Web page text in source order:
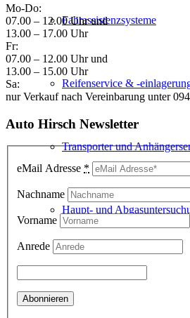
Fahrassistenzsysteme
Reifenservice & -
Transporter und
Haupt- und
Mo-Do:
07.00 – 12.00 Uhr und
13.00 – 17.00 Uhr
Fr:
07.00 – 12.00 Uhr und
13.00 – 15.00 Uhr
Sa:
nur Verkauf nach Vereinbarung unter
Auto Hirsch Newsletter
eMail Adresse *
Nachname
Vorname
Anrede